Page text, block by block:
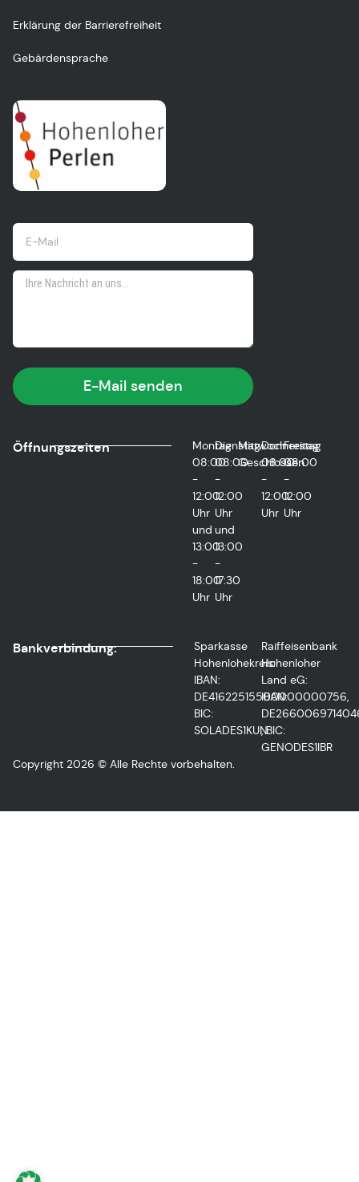
Erklärung der Barrierefreiheit
Gebärdensprache
E-Mail senden
Öffnungszeiten
Montag
08:00
-
12:00
Uhr
und
13:00
-
18:00
Uhr
Dienstag
08:00
-
12:00
Uhr
und
13:00
-
17:30
Uhr
Mittwoch
Geschlossen
Donnerstag
08:00
-
12:00
Uhr
Freitag
08:00
-
12:00
Uhr
Bankverbindung:
Sparkasse
Hohenlohekreis:
IBAN:
DE41622515500000000756,
BIC:
SOLADES1KUN
Raiffeisenbank
Hohenloher
Land eG:
IBAN:
, BIC:
GENODES1IBR
Copyright 2026 © Alle Rechte vorbehalten.